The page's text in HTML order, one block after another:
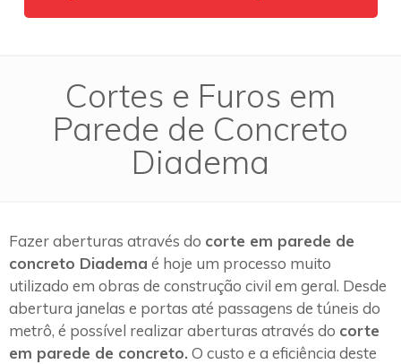
Cortes e Furos em
Parede de Concreto
Diadema
Fazer aberturas através do corte em parede de
concreto Diadema é hoje um processo muito
utilizado em obras de construção civil em geral. Desde
abertura janelas e portas até passagens de túneis do
metrô, é possível realizar aberturas através do corte
em parede de concreto. O custo e a eficiência deste